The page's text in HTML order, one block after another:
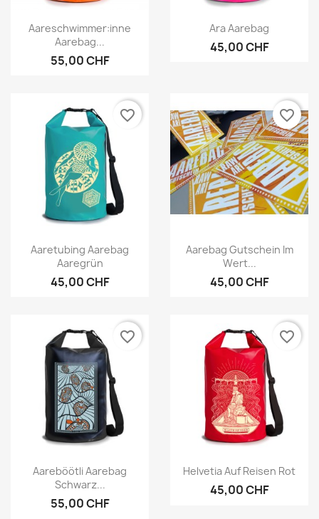
Vorschau
Aareschwimmer:inne
Aarebag...
55,00 CHF
Vorschau
Ara Aarebag
45,00 CHF
Vorschau
Aaretubing Aarebag
Aaregrün
45,00 CHF
favorite_border
Vorschau
Aarebag Gutschein Im
Wert...
45,00 CHF
favorite_border
Vorschau
Aareböötli Aarebag
Schwarz...
55,00 CHF
favorite_border
Vorschau
Helvetia Auf Reisen Rot
45,00 CHF
favorite_border